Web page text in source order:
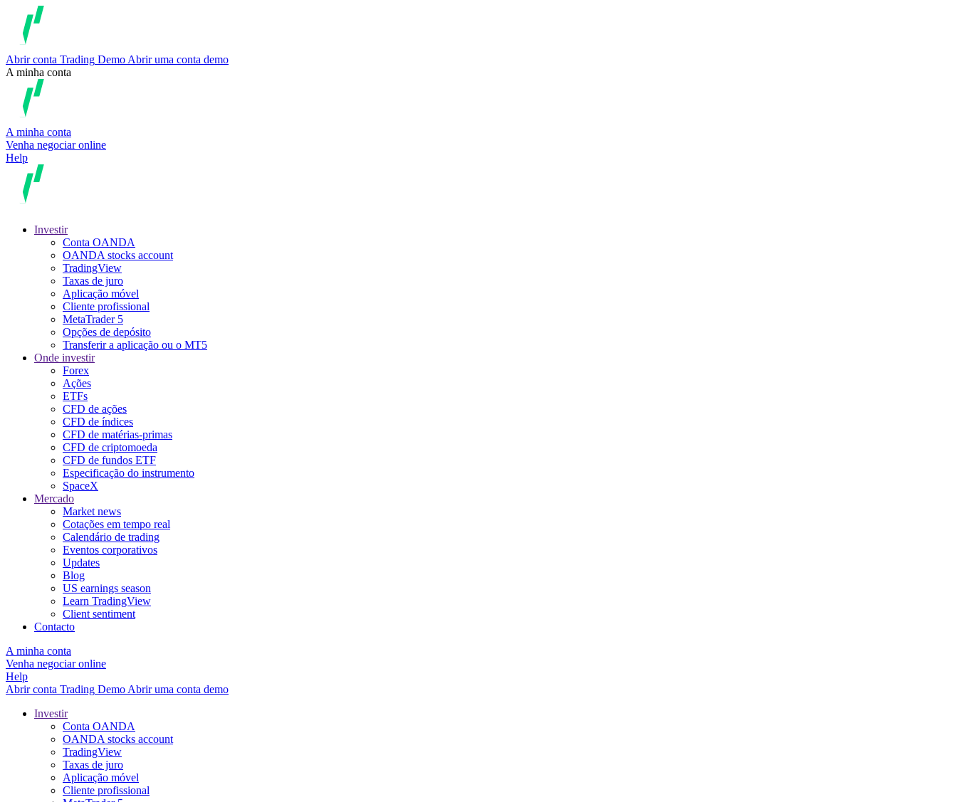
Abrir conta Trading Demo Abrir uma conta demo
A minha conta
A minha conta
Venha negociar online
Help
Investir
Conta OANDA
OANDA stocks account
TradingView
Taxas de juro
Aplicação móvel
Cliente profissional
MetaTrader 5
Opções de depósito
Transferir a aplicação ou o MT5
Onde investir
Forex
Ações
ETFs
CFD de ações
CFD de índices
CFD de matérias-primas
CFD de criptomoeda
CFD de fundos ETF
Especificação do instrumento
SpaceX
Mercado
Market news
Cotações em tempo real
Calendário de trading
Eventos corporativos
Updates
Blog
US earnings season
Learn TradingView
Client sentiment
Contacto
A minha conta
Venha negociar online
Help
Abrir conta Trading Demo Abrir uma conta demo
Investir
Conta OANDA
OANDA stocks account
TradingView
Taxas de juro
Aplicação móvel
Cliente profissional